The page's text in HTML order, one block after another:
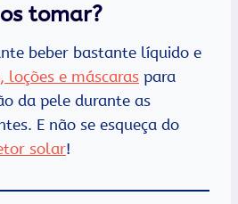
tomar?
beber bastante líquido e
loções e máscaras para
da pele durante as
E não se esqueça do
solar!